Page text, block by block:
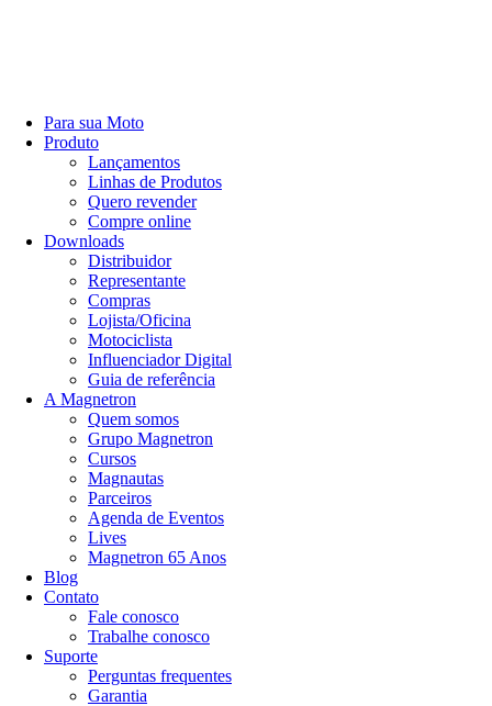
Para sua Moto
Produto
Lançamentos
Linhas de Produtos
Quero revender
Compre online
Downloads
Distribuidor
Representante
Compras
Lojista/Oficina
Motociclista
Influenciador Digital
Guia de referência
A Magnetron
Quem somos
Grupo Magnetron
Cursos
Magnautas
Parceiros
Agenda de Eventos
Lives
Magnetron 65 Anos
Blog
Contato
Fale conosco
Trabalhe conosco
Suporte
Perguntas frequentes
Garantia